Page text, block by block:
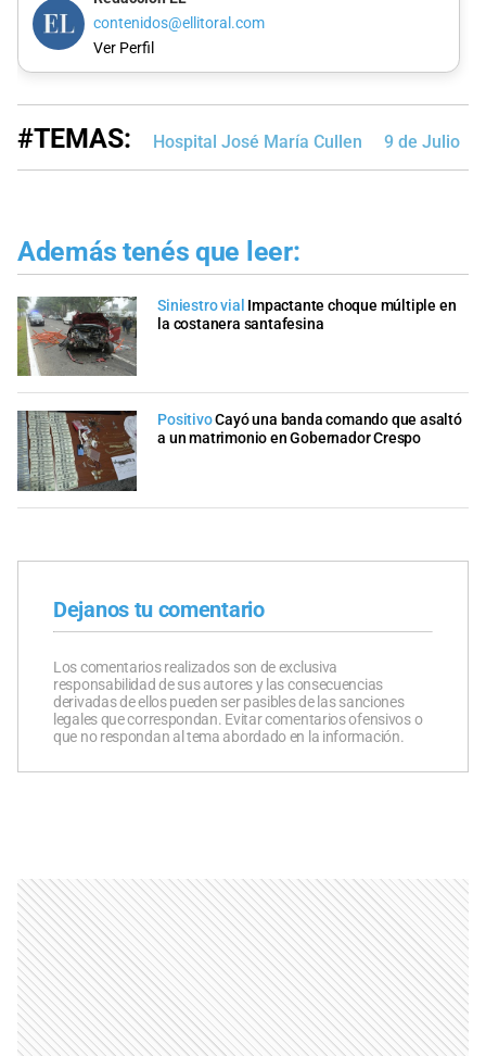
contenidos@ellitoral.com
Ver Perfil
#TEMAS: Hospital José María Cullen 9 de Julio
Además tenés que leer:
Siniestro vial Impactante choque múltiple en
la costanera santafesina
PositivoCayó una banda comando que asaltó
a un matrimonio en Gobernador Crespo
Dejanos tu comentario
Los comentarios realizados son de exclusiva
responsabilidad de sus autores y las consecuencias
derivadas de ellos pueden ser pasibles de las sanciones
legales que correspondan. Evitar comentarios ofensivos o
que no respondan al tema abordado en la información.